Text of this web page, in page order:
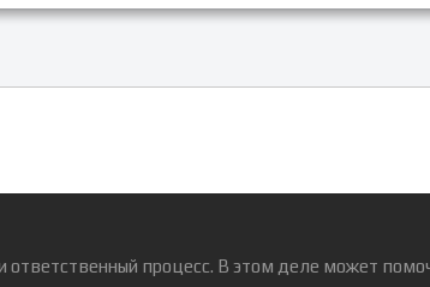
процесс. В этом деле может